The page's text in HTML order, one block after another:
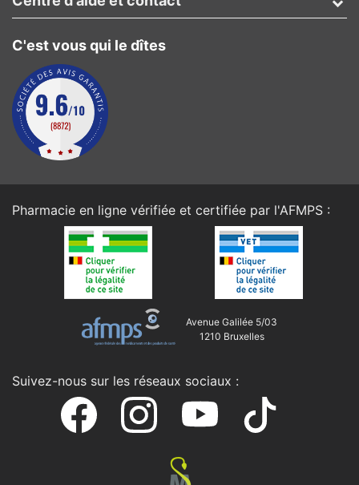
C'est vous qui le dîtes
Pharmacie en ligne vérifiée et certifiée par l'AFMPS :
Avenue Galilée 5/03
1210 Bruxelles
Suivez-nous sur les réseaux sociaux :